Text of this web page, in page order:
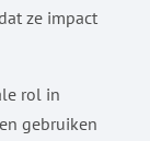
ze impact
rol in
gebruiken